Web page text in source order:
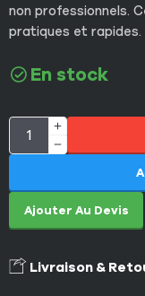
non professionnels.
pratiques et rapides.
En stock
Ajouter Au Devis
Livraison &